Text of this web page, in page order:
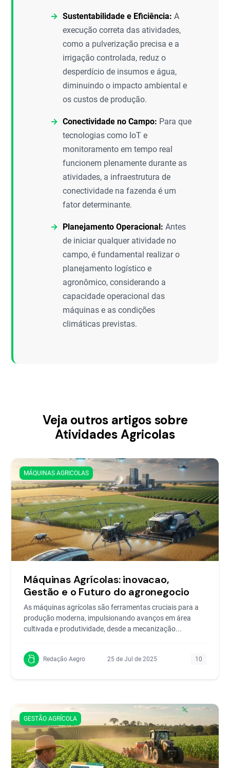
Sustentabilidade e Eficiência: A
execução correta das atividades,
como a pulverização precisa e a
irrigação controlada, reduz o
desperdício de insumos e água,
diminuindo o impacto ambiental e
os custos de produção.
Conectividade no Campo: Para que
tecnologias como IoT e
monitoramento em tempo real
funcionem plenamente durante as
atividades, a infraestrutura de
conectividade na fazenda é um
fator determinante.
Planejamento Operacional: Antes
de iniciar qualquer atividade no
campo, é fundamental realizar o
planejamento logístico e
agronômico, considerando a
capacidade operacional das
máquinas e as condições
climáticas previstas.
Veja outros artigos sobre
Atividades Agricolas
MÁQUINAS AGRICOLAS
Máquinas Agrícolas: inovacao,
Gestão e o Futuro do agronegocio
As máquinas agrícolas são ferramentas cruciais para a
produção moderna, impulsionando avanços em área
cultivada e produtividade, desde a mecanização...
Redação Aegro 25 de Jul de 2025 10
GESTÃO AGRÍCOLA